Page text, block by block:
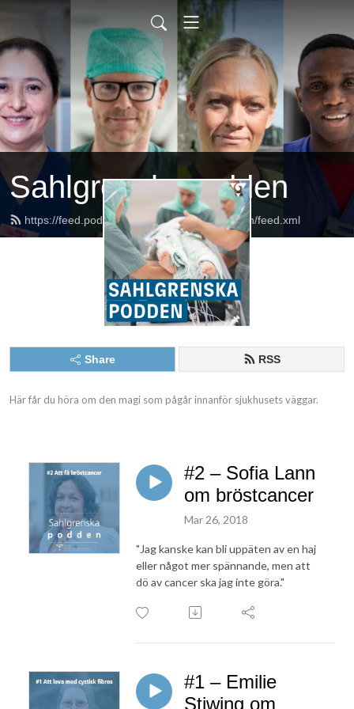
Sahlgrenskapodden
https://feed.podbean.com/sahlgrenskapodden/feed.xml
Share RSS
Här får du höra om den magi som pågår innanför sjukhusets väggar.
#2 – Sofia Lann
om bröstcancer
Mar 26, 2018
"Jag kanske kan bli uppäten av en haj
eller något mer spännande, men att
dö av cancer ska jag inte göra."
#1 – Emilie
Stiwing om